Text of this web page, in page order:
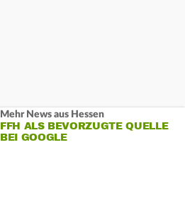
Mehr News aus Hessen
FFH ALS BEVORZUGTE QUELLE
BEI GOOGLE